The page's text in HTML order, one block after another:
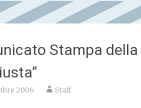
Stampa
2006 Staff